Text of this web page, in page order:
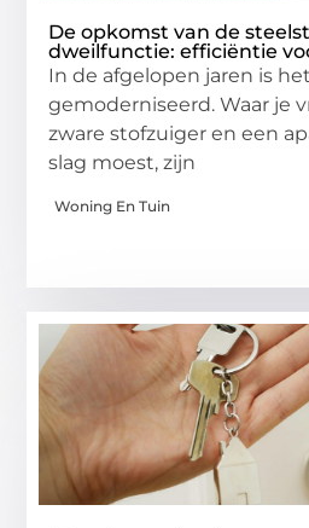
De opkomst van de
dweilfunctie: efficiëntie
In de afgelopen jaren is
gemoderniseerd. Waar je
zware stofzuiger en een
slag moest, zijn
Woning En Tuin